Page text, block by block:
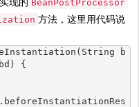
BeanPostProcessor
方法，这里用代码说
b
{